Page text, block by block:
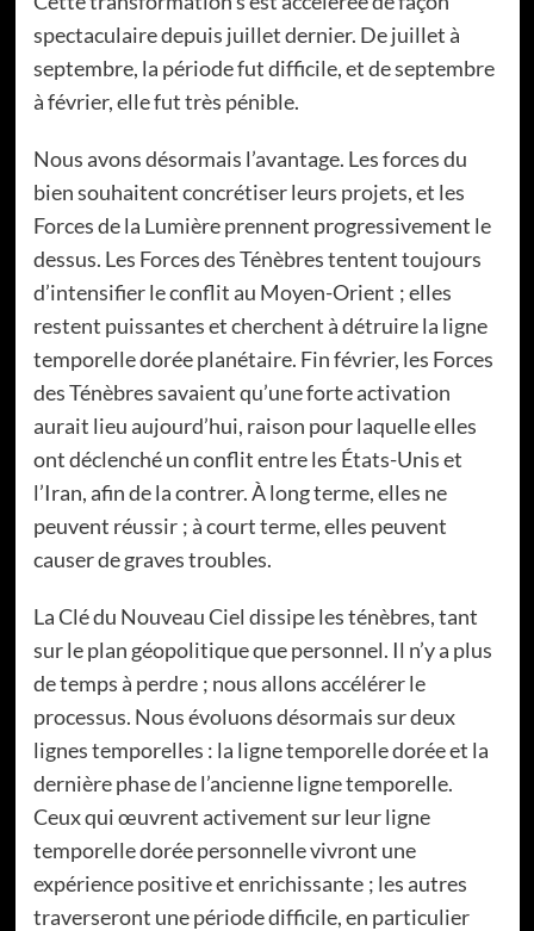
spectaculaire depuis juillet dernier. De juillet à
septembre, la période fut difficile, et de septembre
à février, elle fut très pénible.
Nous avons désormais l’avantage. Les forces du
bien souhaitent concrétiser leurs projets, et les
Forces de la Lumière prennent progressivement le
dessus. Les Forces des Ténèbres tentent toujours
d’intensifier le conflit au Moyen-Orient ; elles
restent puissantes et cherchent à détruire la ligne
temporelle dorée planétaire. Fin février, les Forces
des Ténèbres savaient qu’une forte activation
aurait lieu aujourd’hui, raison pour laquelle elles
ont déclenché un conflit entre les États-Unis et
l’Iran, afin de la contrer. À long terme, elles ne
peuvent réussir ; à court terme, elles peuvent
causer de graves troubles.
La Clé du Nouveau Ciel dissipe les ténèbres, tant
sur le plan géopolitique que personnel. Il n’y a plus
de temps à perdre ; nous allons accélérer le
processus. Nous évoluons désormais sur deux
lignes temporelles : la ligne temporelle dorée et la
dernière phase de l’ancienne ligne temporelle.
Ceux qui œuvrent activement sur leur ligne
temporelle dorée personnelle vivront une
expérience positive et enrichissante ; les autres
traverseront une période difficile, en particulier